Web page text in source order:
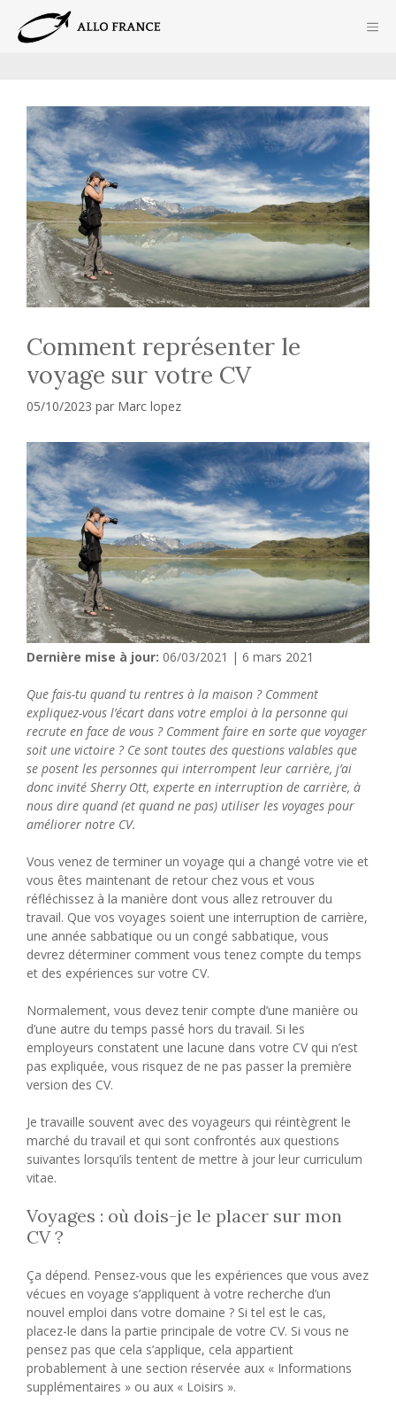
contenu
Comment représenter le
voyage sur votre CV
05/10/2023 par Marc lopez
Dernière mise à jour: 06/03/2021 | 6 mars 2021
Que fais-tu quand tu rentres à la maison ? Comment
expliquez-vous l’écart dans votre emploi à la personne qui
recrute en face de vous ? Comment faire en sorte que voyager
soit une victoire ? Ce sont toutes des questions valables que
se posent les personnes qui interrompent leur carrière, j’ai
donc invité Sherry Ott, experte en interruption de carrière, à
nous dire quand (et quand ne pas) utiliser les voyages pour
améliorer notre CV.
Vous venez de terminer un voyage qui a changé votre vie et
vous êtes maintenant de retour chez vous et vous
réfléchissez à la manière dont vous allez retrouver du
travail. Que vos voyages soient une interruption de carrière,
une année sabbatique ou un congé sabbatique, vous
devrez déterminer comment vous tenez compte du temps
et des expériences sur votre CV.
Normalement, vous devez tenir compte d’une manière ou
d’une autre du temps passé hors du travail. Si les
employeurs constatent une lacune dans votre CV qui n’est
pas expliquée, vous risquez de ne pas passer la première
version des CV.
Je travaille souvent avec des voyageurs qui réintègrent le
marché du travail et qui sont confrontés aux questions
suivantes lorsqu’ils tentent de mettre à jour leur curriculum
vitae.
Voyages : où dois-je le placer sur mon
CV ?
Ça dépend. Pensez-vous que les expériences que vous avez
vécues en voyage s’appliquent à votre recherche d’un
nouvel emploi dans votre domaine ? Si tel est le cas,
placez-le dans la partie principale de votre CV. Si vous ne
pensez pas que cela s’applique, cela appartient
probablement à une section réservée aux « Informations
supplémentaires » ou aux « Loisirs ».